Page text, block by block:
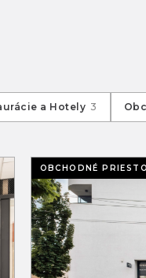
a Hotely 3
OBCHODNÉ